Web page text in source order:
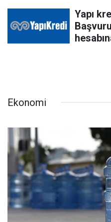
Yapı
Ekonomi